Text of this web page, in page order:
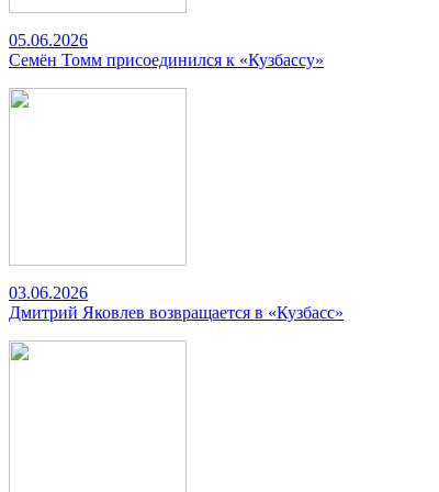
05.06.2026
Семён Томм присоединился к «Кузбассу»
03.06.2026
Дмитрий Яковлев возвращается в «Кузбасс»